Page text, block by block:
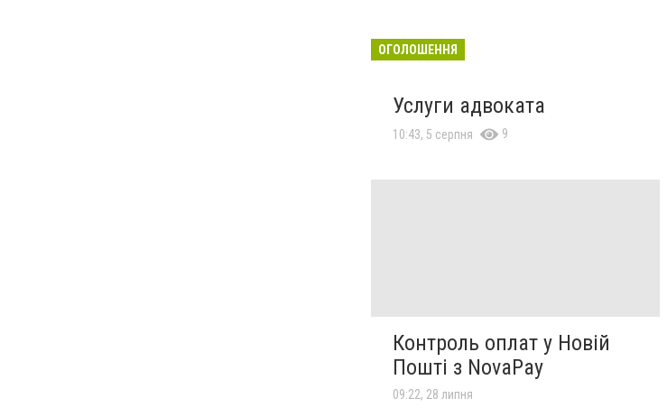
ОГОЛОШЕННЯ
Услуги адвоката
10:43, 5 серпня 9
Контроль оплат у Новій
Пошті з NovaPay
09:22, 28 липня